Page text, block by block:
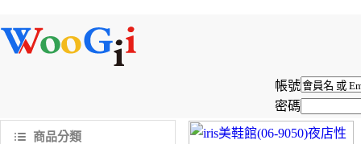
帳號
密碼
商品分類